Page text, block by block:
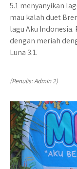
5.1 menyanyikan
mau kalah duet
lagu Aku
dengan meriah
Luna 3.1.
(Penulis: Admin 2)